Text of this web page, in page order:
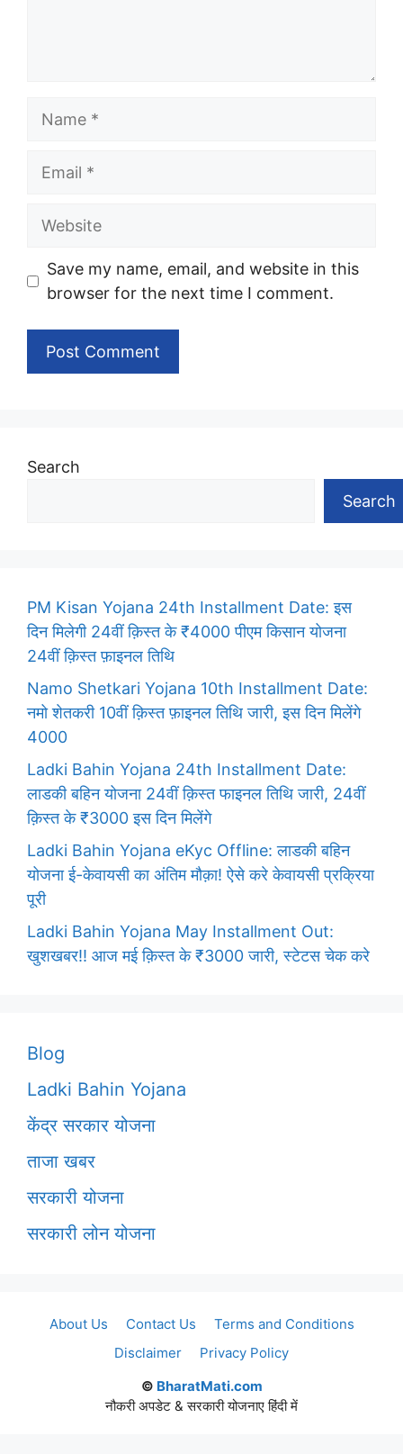
Name
Email
Website
Save my name, email, and website in this
browser for the next time I comment.
Search
Search
PM Kisan Yojana 24th Installment Date: इस
दिन मिलेगी 24वीं क़िस्त के ₹4000 पीएम किसान योजना
24वीं क़िस्त फ़ाइनल तिथि
Namo Shetkari Yojana 10th Installment Date:
नमो शेतकरी 10वीं क़िस्त फ़ाइनल तिथि जारी, इस दिन मिलेंगे
4000
Ladki Bahin Yojana 24th Installment Date:
लाडकी बहिन योजना 24वीं क़िस्त फाइनल तिथि जारी, 24वीं
क़िस्त के ₹3000 इस दिन मिलेंगे
Ladki Bahin Yojana eKyc Offline: लाडकी बहिन
योजना ई-केवायसी का अंतिम मौक़ा! ऐसे करे केवायसी प्रक्रिया
पूरी
Ladki Bahin Yojana May Installment Out:
खुशखबर!! आज मई क़िस्त के ₹3000 जारी, स्टेटस चेक करे
Blog
Ladki Bahin Yojana
केंद्र सरकार योजना
ताजा खबर
सरकारी योजना
सरकारी लोन योजना
About Us Contact Us
Terms and Conditions
Disclaimer
Privacy Policy
© BharatMati.com
नौकरी अपडेट & सरकारी योजनाए हिंदी में